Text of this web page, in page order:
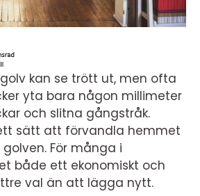
kan se trött ut, men ofta
yta bara någon millimeter
och slitna gångstråk.
sätt att förvandla hemmet
För många i
både ett ekonomiskt och
val än att lägga nytt.